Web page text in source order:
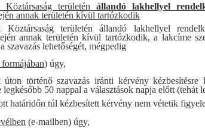
területén állandó lakhellyel
annak területén kívül tartózkodik
területén állandó lakhellyel
annak területén kívül tartózkodik, a lakcíme
szavazás lehetőségét, mégpedig
) úgy,
történő szavazás iránti kérvény kézbesítésre
50 nappal a választások napja előtt (tehát
határidőn túl kézbesített kérvény nem vétetik
(e-mailben) úgy,